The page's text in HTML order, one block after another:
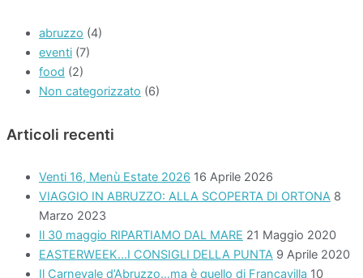
abruzzo (4)
eventi (7)
food (2)
Non categorizzato (6)
Articoli recenti
Venti 16, Menù Estate 2026 16 Aprile 2026
VIAGGIO IN ABRUZZO: ALLA SCOPERTA DI ORTONA 8
Marzo 2023
Il 30 maggio RIPARTIAMO DAL MARE 21 Maggio 2020
EASTERWEEK…I CONSIGLI DELLA PUNTA 9 Aprile 2020
Il Carnevale d’Abruzzo…ma è quello di Francavilla 10